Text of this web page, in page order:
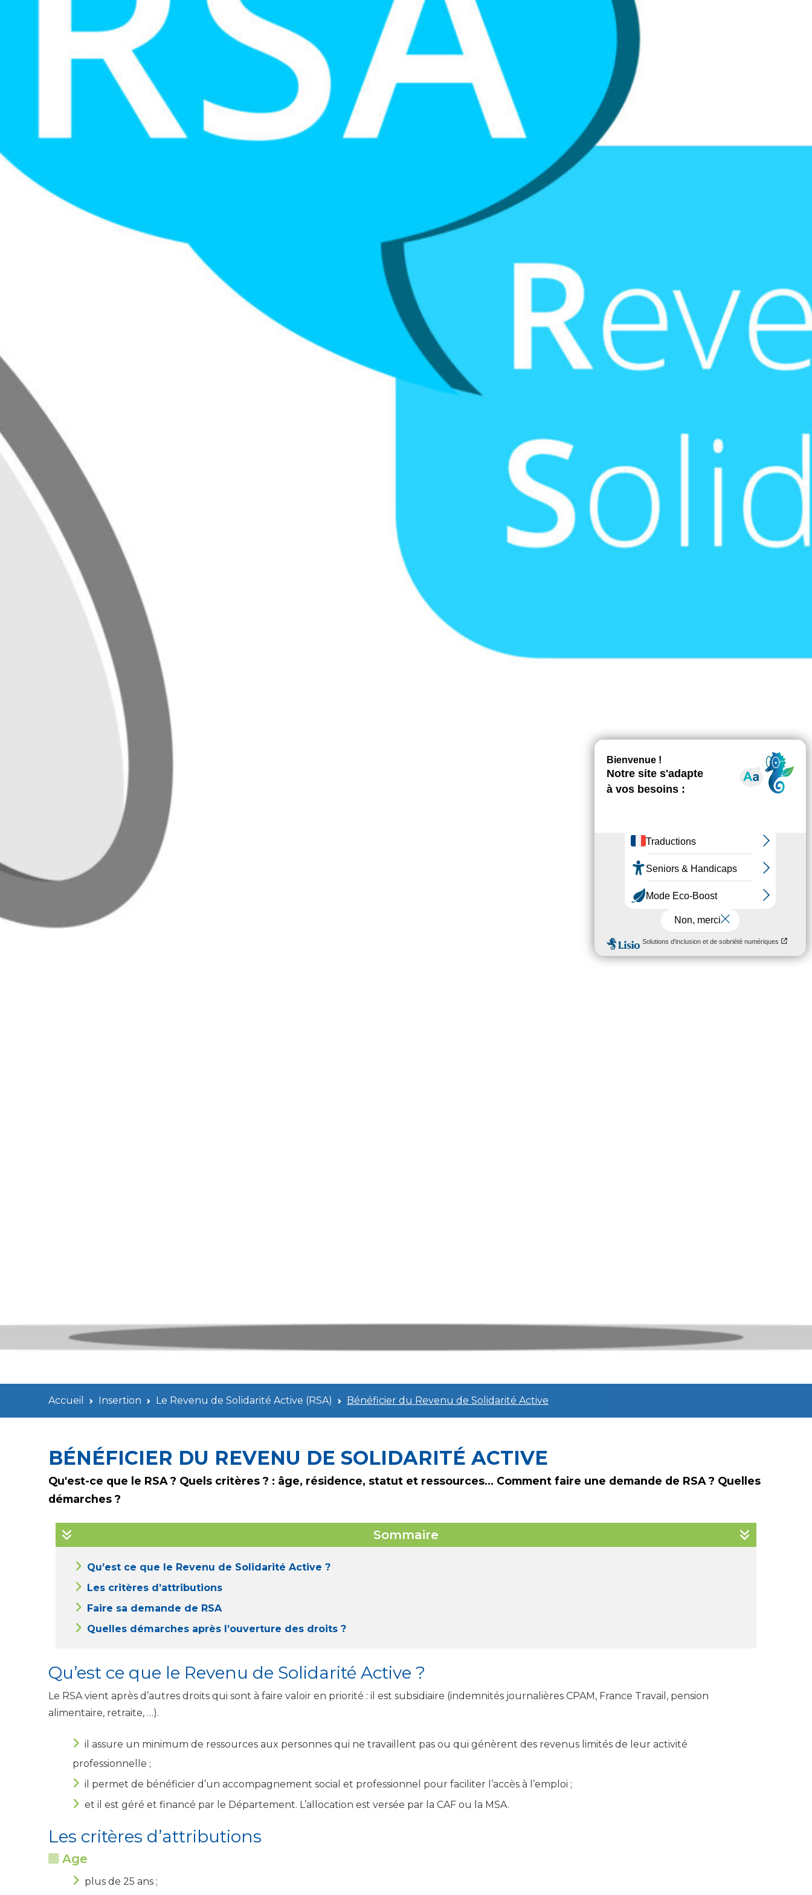
Accueil Insertion Le Revenu de Solidarité Active (RSA) Bénéficier du Revenu de Solidarité Active
BÉNÉFICIER DU REVENU DE SOLIDARITÉ ACTIVE
Qu'est-ce que le RSA ? Quels critères ? : âge, résidence, statut et ressources... Comment faire une demande de RSA ? Quelles
démarches ?
Sommaire
Qu’est ce que le Revenu de Solidarité Active ?
Les critères d’attributions
Faire sa demande de RSA
Quelles démarches après l’ouverture des droits ?
Qu’est ce que le Revenu de Solidarité Active ?
Le RSA vient après d’autres droits qui sont à faire valoir en priorité : il est subsidiaire (indemnités journalières CPAM, France Travail, pension
alimentaire, retraite, …).
il assure un minimum de ressources aux personnes qui ne travaillent pas ou qui génèrent des revenus limités de leur activité
professionnelle ;
il permet de bénéficier d’un accompagnement social et professionnel pour faciliter l’accès à l’emploi ;
et il est géré et financé par le Département. L’allocation est versée par la CAF ou la MSA.
Les critères d’attributions
Age
plus de 25 ans ;